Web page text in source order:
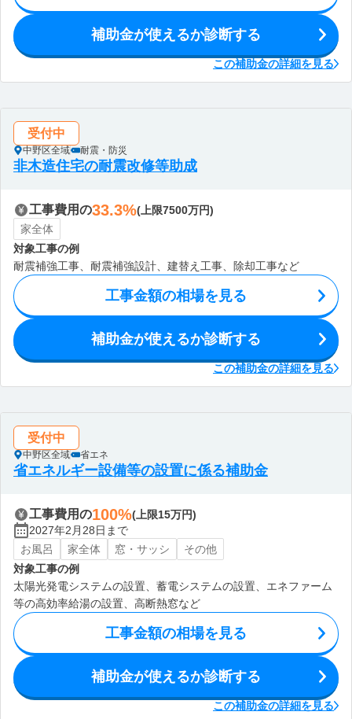
補助金が使えるか診断する
この補助金の詳細を見る
受付中
中野区全域 耐震・防災
非木造住宅の耐震改修等助成
工事費用の33.3%(上限7500万円)
家全体
対象工事の例
耐震補強工事、耐震補強設計、建替え工事、除却工事など
工事金額の相場を見る
補助金が使えるか診断する
この補助金の詳細を見る
受付中
中野区全域 省エネ
省エネルギー設備等の設置に係る補助金
工事費用の100%(上限15万円)
2027年2月28日まで
お風呂
家全体 窓・サッシ
その他
対象工事の例
太陽光発電システムの設置、蓄電システムの設置、エネファーム
等の高効率給湯の設置、高断熱窓など
工事金額の相場を見る
補助金が使えるか診断する
この補助金の詳細を見る